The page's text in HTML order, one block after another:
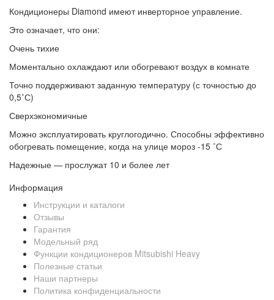
Кондиционеры Diamond имеют инверторное управление.
Это означает, что они:
Очень тихие
Моментально охлаждают или обогревают воздух в комнате
Точно поддерживают заданную температуру (с точностью до
0,5˚С)
Сверхэкономичные
Можно эксплуатировать круглогодично. Способны эффективно
обогревать помещение, когда на улице мороз -15 ˚С
Надежные — прослужат 10 и более лет
Информация
Инструкции и каталоги
Отзывы
Гарантия
Модельный ряд
Функции кондиционеров Mitsubishi Heavy
Полезные статьи
Наши партнеры
Политика конфиденциальности